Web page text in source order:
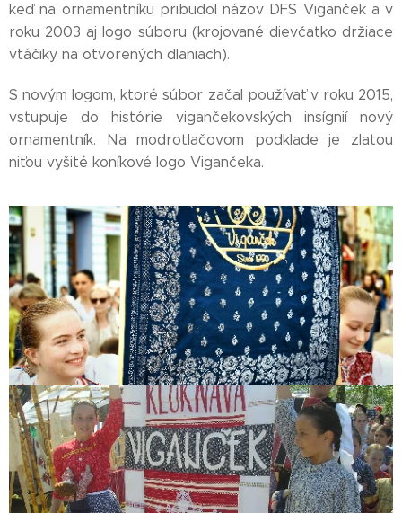
keď na ornamentníku pribudol názov DFS Viganček a v
roku 2003 aj logo súboru (krojované dievčatko držiace
vtáčiky na otvorených dlaniach).
S novým logom, ktoré súbor začal používať v roku 2015,
vstupuje do histórie vigančekovských insígnií nový
ornamentník. Na modrotlačovom podklade je zlatou
niťou vyšité koníkové logo Vigančeka.